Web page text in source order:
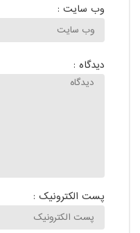
وب سایت :
دیدگاه :
پست الکترونیک :